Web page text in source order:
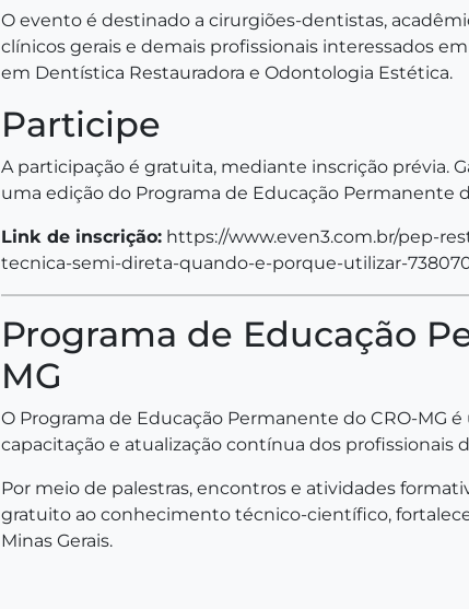
O evento é destinado a cirurgiões-dentistas,
clínicos gerais e demais profissionais interessados
em Dentística Restauradora e Odontologia Estética.
Participe
A participação é gratuita, mediante inscrição prévia.
uma edição do Programa de Educação Permanente
Link de inscrição: https://www.even3.com.br/pep-
tecnica-semi-direta-quando-e-porque-utilizar-
Programa de Educação
MG
O Programa de Educação Permanente do CRO-MG
capacitação e atualização contínua dos profissionais
Por meio de palestras, encontros e atividades
gratuito ao conhecimento técnico-científico,
Minas Gerais.